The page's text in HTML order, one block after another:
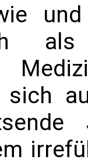
als
sich